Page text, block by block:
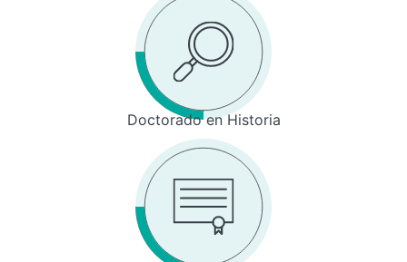
Doctorado en Historia